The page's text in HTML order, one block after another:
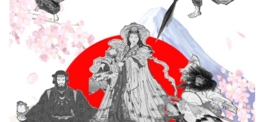
Taller de Taichi
Taller de Estampación Japonesa
Taller de Costura Japonesa
Taller Arte en Meditación